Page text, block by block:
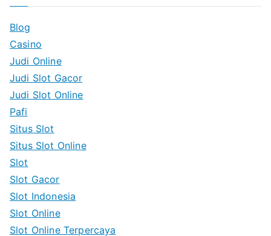
Blog
Casino
Judi Online
Judi Slot Gacor
Judi Slot Online
Pafi
Situs Slot
Situs Slot Online
Slot
Slot Gacor
Slot Indonesia
Slot Online
Slot Online Terpercaya